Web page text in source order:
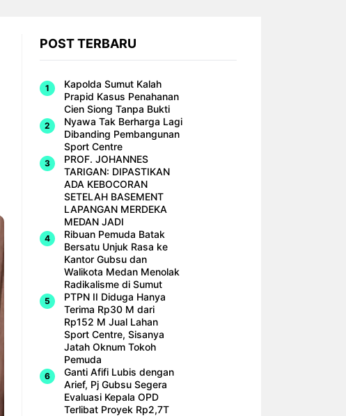
POST TERBARU
Kapolda Sumut Kalah
Prapid Kasus Penahanan
Cien Siong Tanpa Bukti
Nyawa Tak Berharga Lagi
Dibanding Pembangunan
Sport Centre
PROF. JOHANNES
TARIGAN: DIPASTIKAN
ADA KEBOCORAN
SETELAH BASEMENT
LAPANGAN MERDEKA
MEDAN JADI
Ribuan Pemuda Batak
Bersatu Unjuk Rasa ke
Kantor Gubsu dan
Walikota Medan Menolak
Radikalisme di Sumut
PTPN II Diduga Hanya
Terima Rp30 M dari
Rp152 M Jual Lahan
Sport Centre, Sisanya
Jatah Oknum Tokoh
Pemuda
Ganti Afifi Lubis dengan
Arief, Pj Gubsu Segera
Evaluasi Kepala OPD
Terlibat Proyek Rp2,7T